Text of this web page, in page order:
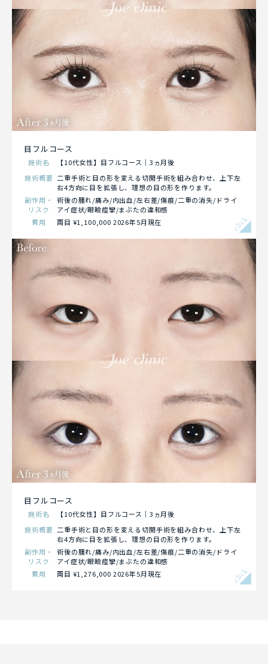
目フルコース
施術名
【10代女性】目フルコース｜3ヵ月後
施術概要 二重手術と目の形を変える切開手術を組み合わせ、上下左
右4方向に目を拡張し、理想の目の形を作ります。
副作用・
リスク
術後の腫れ/痛み/内出血/左右差/傷痕/二重の消失/ドライ
アイ症状/眼瞼痙攣/まぶたの違和感
費用
両目 ¥1,100,000 2026年5月現在 click
目フルコース
施術名
【10代女性】目フルコース｜3ヵ月後
施術概要 二重手術と目の形を変える切開手術を組み合わせ、上下左
右4方向に目を拡張し、理想の目の形を作ります。
副作用・
リスク
術後の腫れ/痛み/内出血/左右差/傷痕/二重の消失/ドライ
アイ症状/眼瞼痙攣/まぶたの違和感
費用
両目 ¥1,276,000 2026年5月現在 click